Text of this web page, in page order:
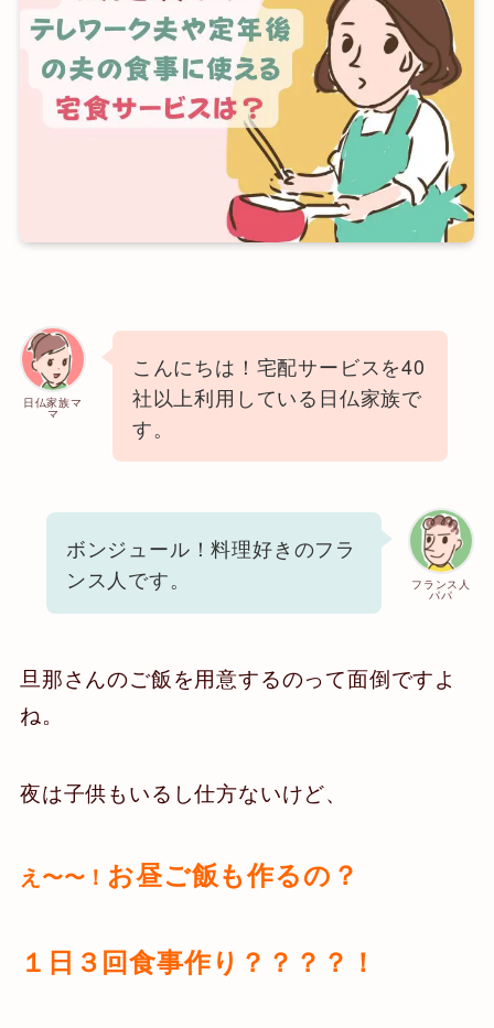
日仏家族マ
マ
こんにちは！宅配サービスを40
社以上利用している日仏家族で
す。
フランス人
パパ
ボンジュール！料理好きのフラ
ンス人です。
旦那さんのご飯を用意するのって面倒ですよ
ね。
夜は子供もいるし仕方ないけど、
え〜〜！ お昼ご飯も作るの？
１日３回食事作り？？？？！